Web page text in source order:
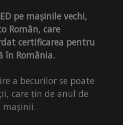
pe mașinile vechi,
Român, care
certificarea pentru
în România.
a becurilor se poate
care țin de anul de
mașinii.